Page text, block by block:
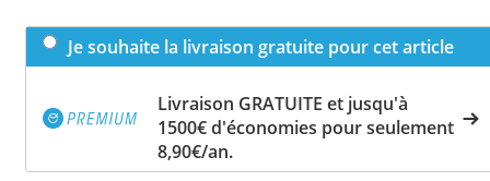
Je souhaite la livraison gratuite pour cet article
Livraison GRATUITE et jusqu'à
1500€ d'économies pour seulement
8,90€/an.